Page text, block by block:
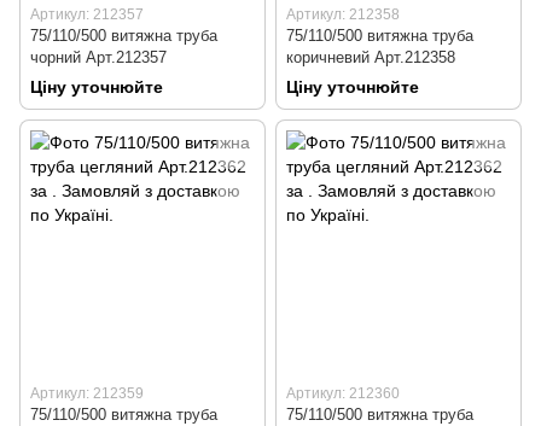
Артикул: 212357
75/110/500 витяжна труба
чорний Арт.212357
Ціну уточнюйте
Артикул: 212358
75/110/500 витяжна труба
коричневий Арт.212358
Ціну уточнюйте
Артикул: 212359
75/110/500 витяжна труба
Артикул: 212360
75/110/500 витяжна труба